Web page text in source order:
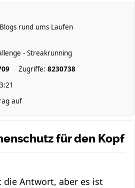
rund ums Laufen
- Streakrunning
Zugriffe: 8230738
auf
für den Kopf
die Antwort, aber es ist